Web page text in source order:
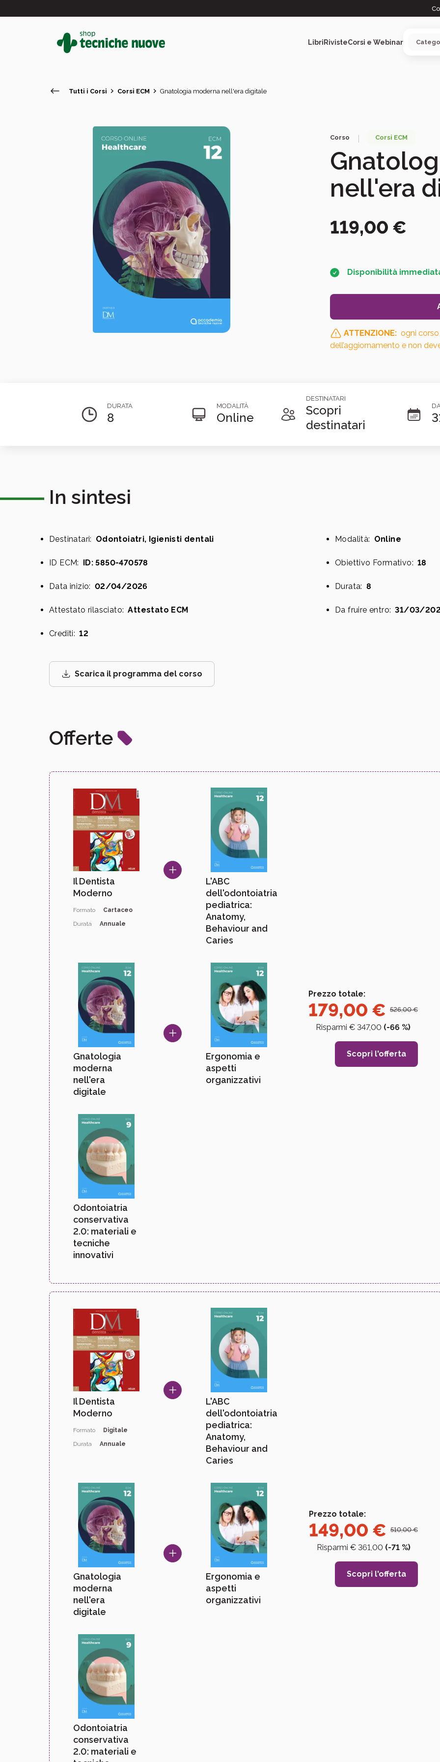
LibriRivisteCorsi e Webinar
In primo piano
Tutti i Corsi Corsi ECM Gnatologia moderna nell'era digitale
Corso Corsi ECM
nell'era
119,00 €
Disponibilità
ATTENZIONE: ogni
dell’aggiornamento e non
DURATA
8
MODALITÀ
Online
DESTINATARI
Scopri
destinatari
In sintesi
Destinatari: Odontoiatri, Igienisti dentali Modalità: Online
ID ECM: ID: 5850-470578 Obiettivo Formativo: 18
Data inizio: 02/04/2026 Durata: 8
Attestato rilasciato: Attestato ECM Da fruire entro: 31/03/
Crediti: 12
Scarica il programma del corso
Offerte
Il Dentista
Moderno
Formato
Cartaceo
Durata
Annuale
L'ABC
dell'odontoiatria
pediatrica:
Anatomy,
Behaviour and
Caries
Gnatologia
moderna
nell'era
digitale
Ergonomia e
aspetti
organizzativi
Odontoiatria
conservativa
2.0: materiali e
tecniche
innovativi
Prezzo totale:
179,00 € 526,00€
Risparmi € 347,00 (-66 %)
Scopri l'offerta
Il Dentista
Moderno
Formato
Digitale
Durata
Annuale
L'ABC
dell'odontoiatria
pediatrica:
Anatomy,
Behaviour and
Caries
Gnatologia
moderna
nell'era
digitale
Ergonomia e
aspetti
organizzativi
Odontoiatria
conservativa
2.0: materiali e
Prezzo totale:
149,00 € 510,00€
Risparmi € 361,00 (-71%)
Scopri l'offerta